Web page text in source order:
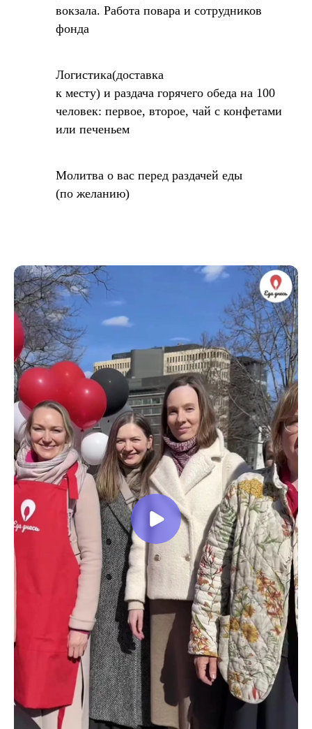
вокзала. Работа повара и сотрудников
фонда
Логистика(доставка
к месту) и раздача горячего обеда на 100
человек: первое, второе, чай с конфетами
или печеньем
Молитва о вас перед раздачей еды
(по желанию)